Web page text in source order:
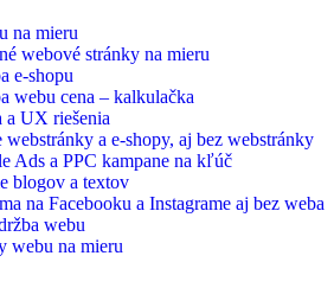
na mieru
webové stránky na mieru
e-shopu
webu cena – kalkulačka
a UX riešenia
webstránky a e-shopy, aj bez webstránky
Ads a PPC kampane na kľúč
blogov a textov
na Facebooku a Instagrame aj bez weba
webu
webu na mieru